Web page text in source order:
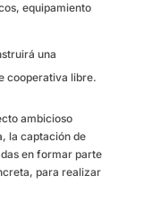
equipamiento
una
cooperativa libre.
ambicioso
la captación de
en formar parte
para realizar